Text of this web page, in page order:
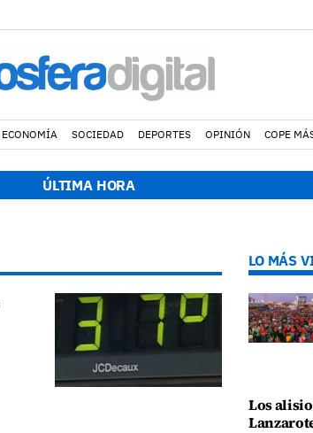
ECONOMÍA SOCIEDAD DEPORTES OPINIÓN COPE
ÚLTIMA HORA
El alcalde de Arrecife colabora para sofocar un
LO MÁS
Los